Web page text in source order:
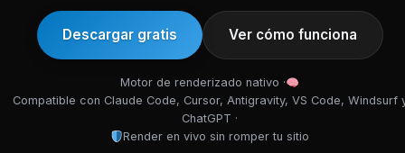
Descargar gratis Ver cómo funciona
Motor de renderizado nativo ·
Compatible con Claude Code, Cursor, Antigravity, VS Code, Windsurf
ChatGPT ·
Render en vivo sin romper tu sitio